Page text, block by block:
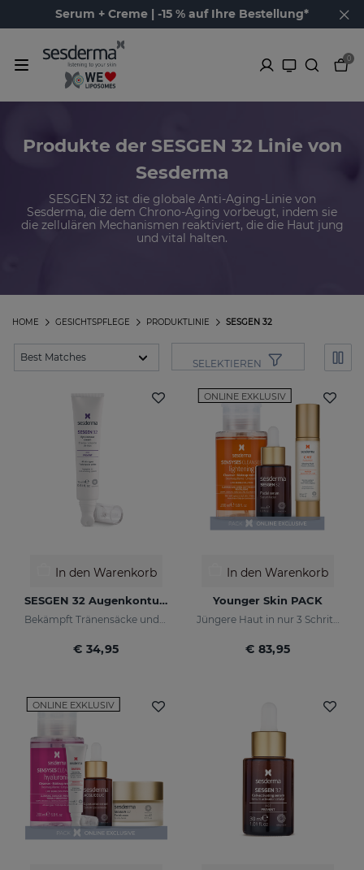
Serum + Creme | -15 % auf Ihre Bestellung*
0
Produkte der SESGEN 32 Linie von
Sesderma
SESGEN 32 ist die globale Anti-Aging-Linie von
Sesderma, die dem Chrono-Aging vorbeugt, indem sie
die zellulären Mechanismen reaktiviert, die die Haut jung
und vital halten.
SESGEN 32
PRODUKTLINIE
GESICHTSPFLEGE
HOME
SELEKTIEREN
In den Warenkorb
SESGEN 32 Augenkonturcreme
Bekämpft Tränensäcke und Schlupflider
€ 34,95
ONLINE EXKLUSIV
In den Warenkorb
Younger Skin PACK
Jüngere Haut in nur 3 Schritten
€ 83,95
ONLINE EXKLUSIV